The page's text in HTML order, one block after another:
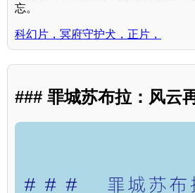
忘。
科幻片，冥府守护犬，正片，
### 罪城苏布拉：风云